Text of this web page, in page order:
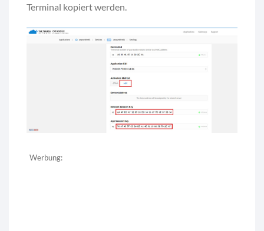
Terminal kopiert werden.
Werbung: